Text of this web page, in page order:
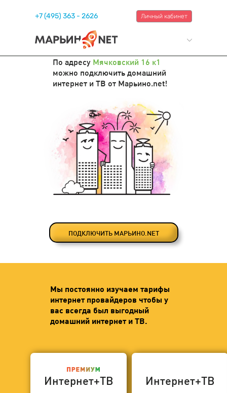
+7 (495) 363 - 2626 Личный кабинет
По адресу Мячковский 16 к1
можно подключить домашний
интернет и ТВ от Марьино.net!
ПОДКЛЮЧИТЬ МАРЬИНО.NET
Мы постоянно изучаем тарифы
интернет провайдеров чтобы у
вас всегда был выгодный
домашний интернет и ТВ.
Интернет+ТВ Интернет+ТВ